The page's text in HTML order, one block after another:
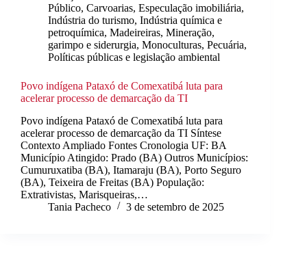
Público, Carvoarias, Especulação imobiliária,
Indústria do turismo, Indústria química e
petroquímica, Madeireiras, Mineração,
garimpo e siderurgia, Monoculturas, Pecuária,
Políticas públicas e legislação ambiental
Povo indígena Pataxó de Comexatibá luta para
acelerar processo de demarcação da TI
Povo indígena Pataxó de Comexatibá luta para
acelerar processo de demarcação da TI Síntese
Contexto Ampliado Fontes Cronologia UF: BA
Município Atingido: Prado (BA) Outros Municípios:
Cumuruxatiba (BA), Itamaraju (BA), Porto Seguro
(BA), Teixeira de Freitas (BA) População:
Extrativistas, Marisqueiras,…
Tania Pacheco
3 de setembro de 2025